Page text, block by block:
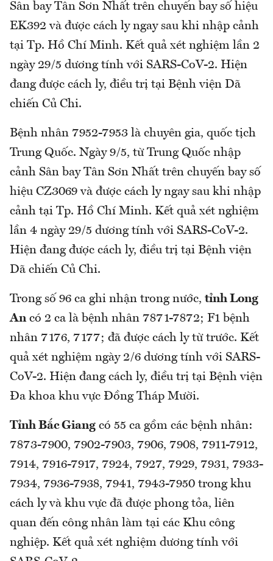
Sân bay Tân Sơn Nhất trên chuyến bay số hiệu
EK392 và được cách ly ngay sau khi nhập cảnh
tại Tp. Hồ Chí Minh. Kết quả xét nghiệm lần 2
ngày 29/5 dương tính với SARS-CoV-2. Hiện
đang được cách ly, điều trị tại Bệnh viện Dã
chiến Củ Chi.
Bệnh nhân 7952-7953 là chuyên gia, quốc tịch
Trung Quốc. Ngày 9/5, từ Trung Quốc nhập
cảnh Sân bay Tân Sơn Nhất trên chuyến bay số
hiệu CZ3069 và được cách ly ngay sau khi nhập
cảnh tại Tp. Hồ Chí Minh. Kết quả xét nghiệm
lần 4 ngày 29/5 dương tính với SARS-CoV-2.
Hiện đang được cách ly, điều trị tại Bệnh viện
Dã chiến Củ Chi.
Trong số 96 ca ghi nhận trong nước, tỉnh Long
Ancó 2 ca là bệnh nhân 7871-7872; F1 bệnh
nhân 7176, 7177; đã được cách ly từ trước. Kết
quả xét nghiệm ngày 2/6 dương tính với SARS-
CoV-2. Hiện đang cách ly, điều trị tại Bệnh viện
Đa khoa khu vực Đồng Tháp Mười.
Tỉnh Bắc Giang có 55 ca gồm các bệnh nhân:
7873-7900, 7902-7903, 7906, 7908, 7911-7912,
7914, 7916-7917, 7924, 7927, 7929, 7931, 7933-
7934, 7936-7938, 7941, 7943-7950 trong khu
cách ly và khu vực đã được phong tỏa, liên
quan đến công nhân làm tại các Khu công
nghiệp. Kết quả xét nghiệm dương tính với